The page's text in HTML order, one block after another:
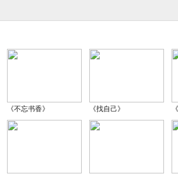
《不忘书香》 《找自己》